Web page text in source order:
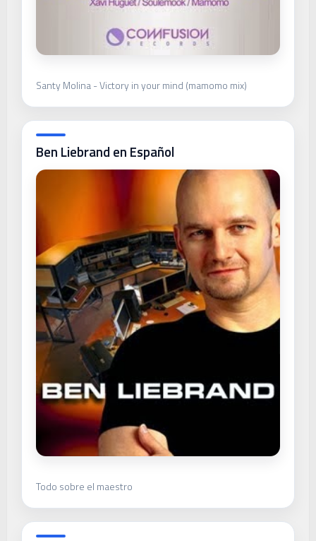
Santy Molina - Victory in your mind (mamomo mix)
Ben Liebrand en Español
Todo sobre el maestro